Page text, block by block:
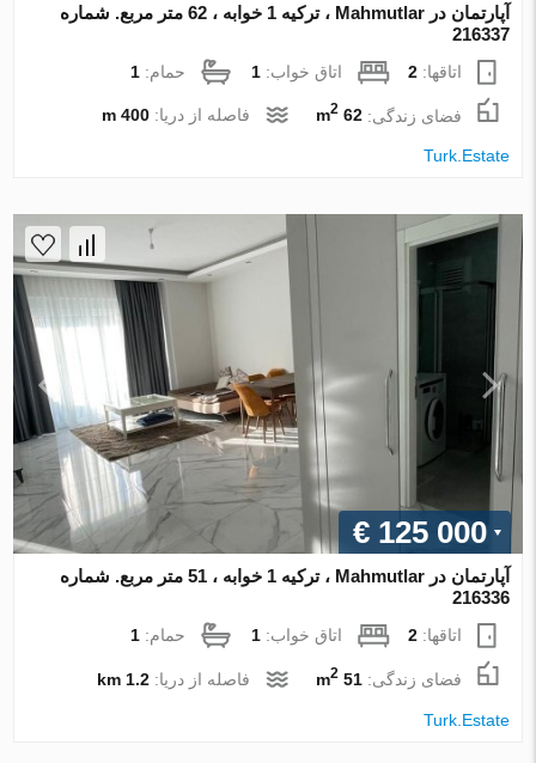
آپارتمان در Mahmutlar ، ترکیه 1 خوابه ، 62 متر مربع. شماره
216337
اتاقها:2 اتاق خواب:1 حمام:1
فضای زندگی:62 m
2 فاصله از دریا:400 m
Turk.Estate
€ 125 000
آپارتمان در Mahmutlar ، ترکیه 1 خوابه ، 51 متر مربع. شماره
216336
اتاقها:2 اتاق خواب:1 حمام:1
فضای زندگی:51 m
2 فاصله از دریا:1.2 km
Turk.Estate